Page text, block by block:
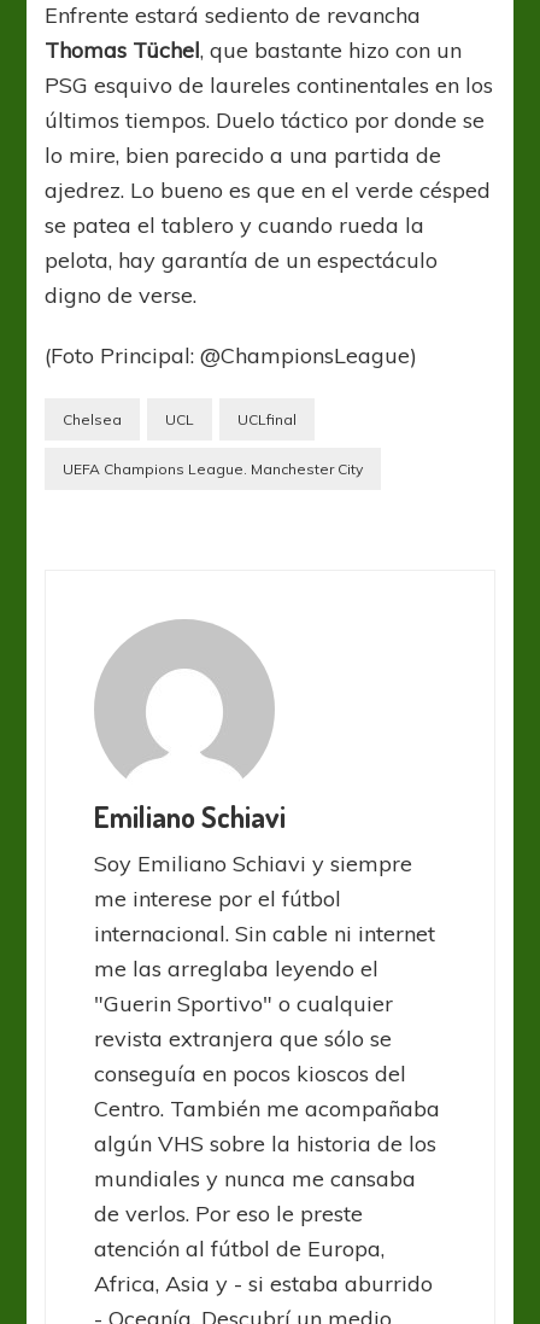
Enfrente estará sediento de revancha
Thomas Tüchel, que bastante hizo con un
PSG esquivo de laureles continentales en los
últimos tiempos. Duelo táctico por donde se
lo mire, bien parecido a una partida de
ajedrez. Lo bueno es que en el verde césped
se patea el tablero y cuando rueda la
pelota, hay garantía de un espectáculo
digno de verse.
(Foto Principal: @ChampionsLeague)
Chelsea UCL UCLfinal
UEFA Champions League. Manchester City
Emiliano Schiavi
Soy Emiliano Schiavi y siempre
me interese por el fútbol
internacional. Sin cable ni internet
me las arreglaba leyendo el
"Guerin Sportivo" o cualquier
revista extranjera que sólo se
conseguía en pocos kioscos del
Centro. También me acompañaba
algún VHS sobre la historia de los
mundiales y nunca me cansaba
de verlos. Por eso le preste
atención al fútbol de Europa,
Africa, Asia y - si estaba aburrido